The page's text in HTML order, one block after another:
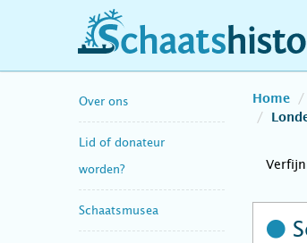
schaatshistorie.nl
Over ons
Lid of donateur
worden?
Schaatsmusea
Home